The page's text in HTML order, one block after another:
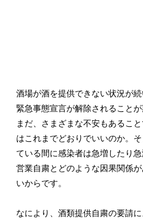
酒場が酒を提供できない状況が
緊急事態宣言が解除されること
まだ、さまざまな不安もあるこ
はこれまでどおりでいいのか。
ている間に感染者は急増したり
営業自粛とどのような因果関係
いからです。
なにより、酒類提供自粛の要請